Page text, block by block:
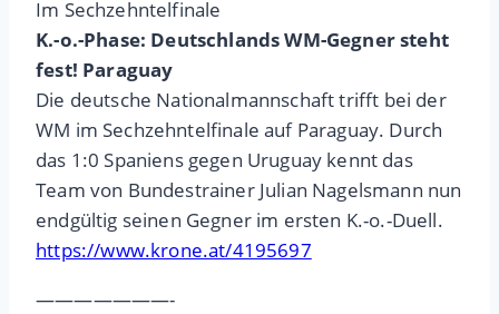
Im Sechzehntelfinale
K.-o.-Phase: Deutschlands WM-Gegner steht
fest! Paraguay
Die deutsche Nationalmannschaft trifft bei der
WM im Sechzehntelfinale auf Paraguay. Durch
das 1:0 Spaniens gegen Uruguay kennt das
Team von Bundestrainer Julian Nagelsmann nun
endgültig seinen Gegner im ersten K.-o.-Duell.
https://www.krone.at/4195697
———————-